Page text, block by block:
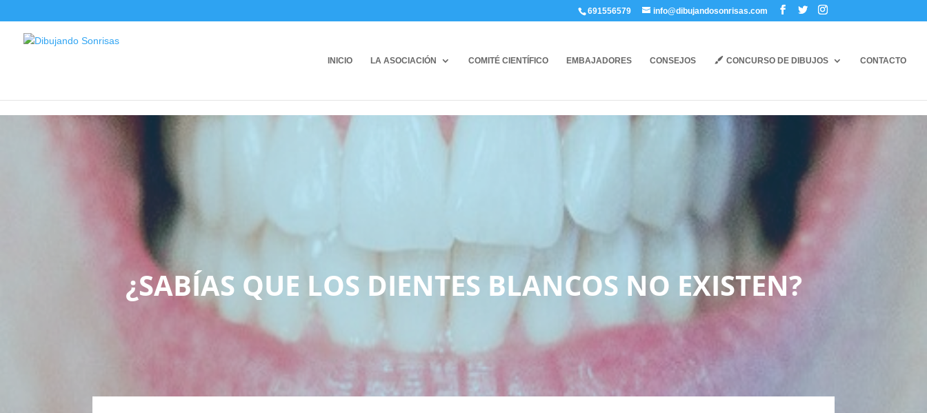
691556579 info@dibujandosonrisas.com
INICIO LA ASOCIACIÓN COMITÉ CIENTÍFICO EMBAJADORES CONSEJOS CONCURSO DE DIBUJOS CONTACTO
¿SABÍAS QUE LOS DIENTES BLANCOS NO EXISTEN?